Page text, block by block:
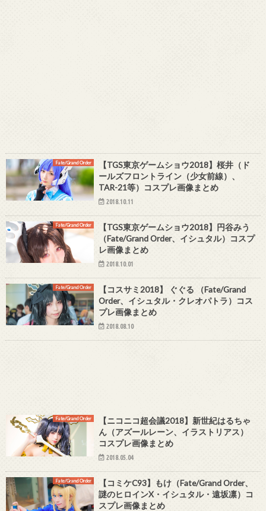
Fate/Grand Order
【TGS東京ゲームショウ2018】桜井（ド
ールズフロントライン（少女前線）、
TAR-21等）コスプレ画像まとめ
2018.10.11
Fate/Grand Order
【TGS東京ゲームショウ2018】円谷みう
（Fate/Grand Order、イシュタル）コスプ
レ画像まとめ
2018.10.01
Fate/Grand Order
【コスサミ2018】 ぐぐる （Fate/Grand
Order、イシュタル・クレオパトラ）コス
プレ画像まとめ
2018.08.10
Fate/Grand Order
【ニコニコ超会議2018】新世紀はるちゃ
ん（アズールレーン、イラストリアス）
コスプレ画像まとめ
2018.05.04
Fate/Grand Order
【コミケC93】もけ（Fate/Grand Order、
謎のヒロインX・イシュタル・遠坂凛）コ
スプレ画像まとめ